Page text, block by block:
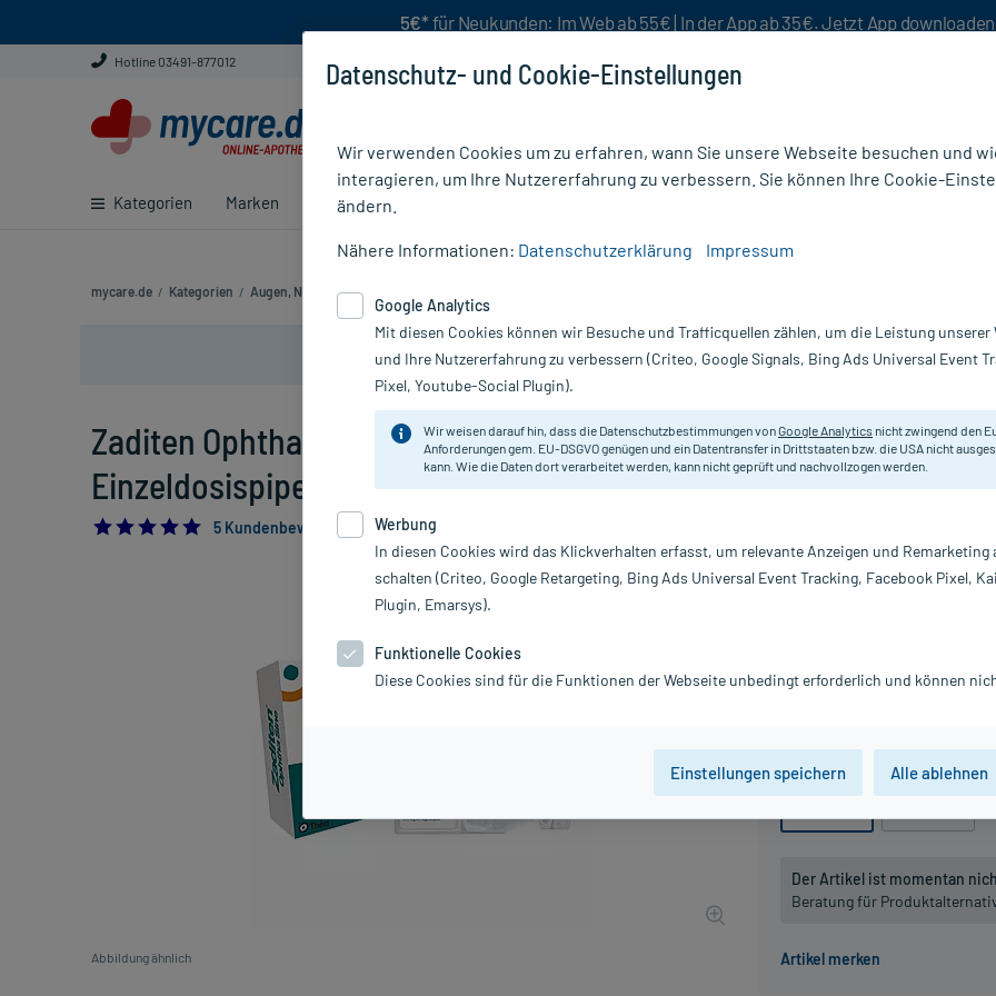
5€* für Neukunden: Im Web ab 55€ | In der App ab 35€. Jetzt App downloaden
Hotline 03491-877012
Kategorien Marken Ratgeber
mycare.de / Kategorien / Augen, Nase & Ohren
Nur für kurze Zeit:Gratis-Versand* ab 19€ Mindestbestellwert!
Zaditen Ophtha Sine Augentropfen
Einzeldosispipetten, 20 St
5.0
5 Kundenbewertungen*
Abbildung ähnlich
10,00 € 100 PlusHerzen
Der Artikel ist momentan
Beratung für
Zur Behandlung einer
rote oder geschwollene Augen
PZN:
Hersteller:
Datenschutz- und Cookie-Einstellungen
Wir verwenden Cookies um zu erfahren, wann Sie unsere Webseite besuchen und
interagieren, um Ihre Nutzererfahrung zu verbessern. Sie können Ihre Cookie-
ändern.
Nähere Informationen: Datenschutzerklärung Impressum
Google Analytics
Mit diesen Cookies können wir Besuche und Trafficquellen zählen, um die Leistung unserer
und Ihre Nutzererfahrung zu verbessern (Criteo, Google Signals, Bing Ads Universal Event
Pixel, Youtube-Social Plugin).
Wir weisen darauf hin, dass die Datenschutzbestimmungen vonGoogle Analytics nicht zwingend den
Anforderungen gem. EU-DSGVO genügen und ein Datentransfer in Drittstaaten bzw. die USA nicht
kann. Wie die Daten dort verarbeitet werden, kann nicht geprüft und nachvollzogen werden.
Werbung
In diesen Cookies wird das Klickverhalten erfasst, um relevante Anzeigen und Remarketing
schalten (Criteo, Google Retargeting, Bing Ads Universal Event Tracking, Facebook Pixel,
Plugin, Emarsys).
Funktionelle Cookies
Diese Cookies sind für die Funktionen der Webseite unbedingt erforderlich und können
Einstellungen speichern Alle ablehnen